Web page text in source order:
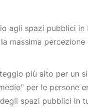
agli spazi pubblici in
massima
più alto per un
per le persone
spazi pubblici in